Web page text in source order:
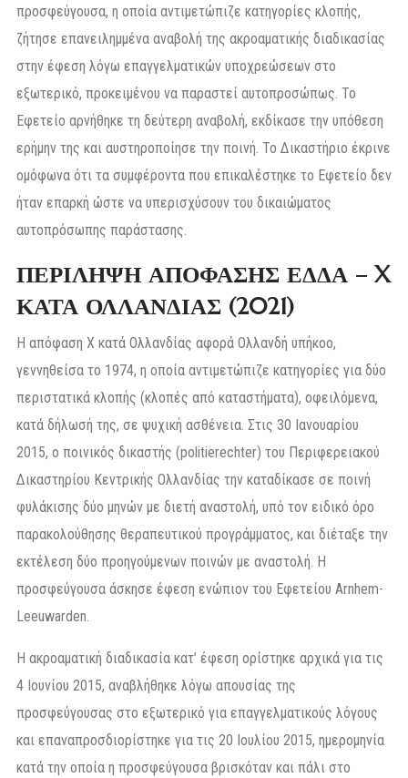
προσφεύγουσα, η οποία αντιμετώπιζε κατηγορίες κλοπής,
ζήτησε επανειλημμένα αναβολή της ακροαματικής διαδικασίας
στην έφεση λόγω επαγγελματικών υποχρεώσεων στο
εξωτερικό, προκειμένου να παραστεί αυτοπροσώπως. Το
Εφετείο αρνήθηκε τη δεύτερη αναβολή, εκδίκασε την υπόθεση
ερήμην της και αυστηροποίησε την ποινή. Το Δικαστήριο έκρινε
ομόφωνα ότι τα συμφέροντα που επικαλέστηκε το Εφετείο δεν
ήταν επαρκή ώστε να υπερισχύσουν του δικαιώματος
αυτοπρόσωπης παράστασης.
ΠΕΡΙΛΗΨΗ ΑΠΟΦΑΣΗΣ ΕΔΔΑ – X
ΚΑΤΑ ΟΛΛΑΝΔΙΑΣ (2021)
Η απόφαση X κατά Ολλανδίας αφορά Ολλανδή υπήκοο,
γεννηθείσα το 1974, η οποία αντιμετώπιζε κατηγορίες για δύο
περιστατικά κλοπής (κλοπές από καταστήματα), οφειλόμενα,
κατά δήλωσή της, σε ψυχική ασθένεια. Στις 30 Ιανουαρίου
2015, ο ποινικός δικαστής (politierechter) του Περιφερειακού
Δικαστηρίου Κεντρικής Ολλανδίας την καταδίκασε σε ποινή
φυλάκισης δύο μηνών με διετή αναστολή, υπό τον ειδικό όρο
παρακολούθησης θεραπευτικού προγράμματος, και διέταξε την
εκτέλεση δύο προηγούμενων ποινών με αναστολή. Η
προσφεύγουσα άσκησε έφεση ενώπιον του Εφετείου Arnhem-
Leeuwarden.
Η ακροαματική διαδικασία κατ’ έφεση ορίστηκε αρχικά για τις
4 Ιουνίου 2015, αναβλήθηκε λόγω απουσίας της
προσφεύγουσας στο εξωτερικό για επαγγελματικούς λόγους
και επαναπροσδιορίστηκε για τις 20 Ιουλίου 2015, ημερομηνία
κατά την οποία η προσφεύγουσα βρισκόταν και πάλι στο